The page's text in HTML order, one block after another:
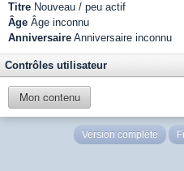
Titre Nouveau / peu actif
Âge Âge inconnu
Anniversaire Anniversaire inconnu
Contrôles utilisateur
Mon contenu
Version complète